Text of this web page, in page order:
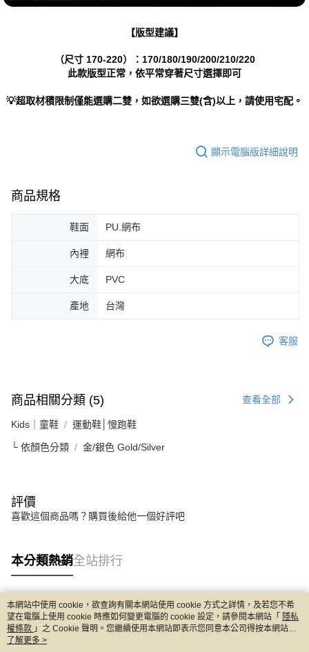
【版型建議】
（尺寸 170-220）：170/180/190/200/210/220
此款版型正常，依平常穿著尺寸選擇即可
💡超取材積限制僅能選購二雙，如欲選購三雙(含)以上，請使用宅配。
顯示電腦版詳細說明
商品規格
鞋面 PU.網布
內裡 網布
大底 PVC
產地 台灣
客服
商品相關分類 (5) 查看全部
Kids｜童鞋 運動鞋│慢跑鞋
└ 依顏色分類 金/銀色 Gold/Silver
評價
喜歡這個商品嗎？購買後給他一個好評吧
本分類熱銷全站排行
熱門標籤
本網站中使用 cookie，欲查詢有關本網站使用 cookie 方式之詳情，及若您不希
望在電腦上使用 cookie 時應如何變更電腦的 cookie 設定，請參閱本網站「 隱私
權條款 」之 Cookie 聲明。您繼續使用本網站即表示您同意本公司得按本網站使
用條款之 Cookie 聲明使用 cookie。
了解更多 >